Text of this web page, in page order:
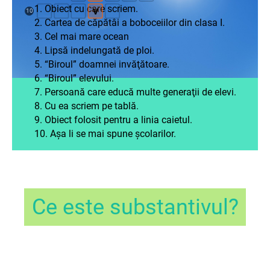
10 V
1. Obiect cu care scriem.
2. Cartea de căpătâi a boboceiilor din clasa I.
3. Cel mai mare ocean
4. Lipsă indelungată de ploi.
5. “Biroul” doamnei invăţătoare.
6. “Biroul” elevului.
7. Persoană care educă multe generaţii de elevi.
8. Cu ea scriem pe tablă.
9. Obiect folosit pentru a linia caietul.
10. Aşa li se mai spune şcolarilor.
Ce este substantivul?